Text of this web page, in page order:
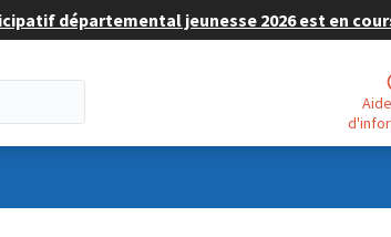
départemental jeunesse 2026 est en
Aide - Plus